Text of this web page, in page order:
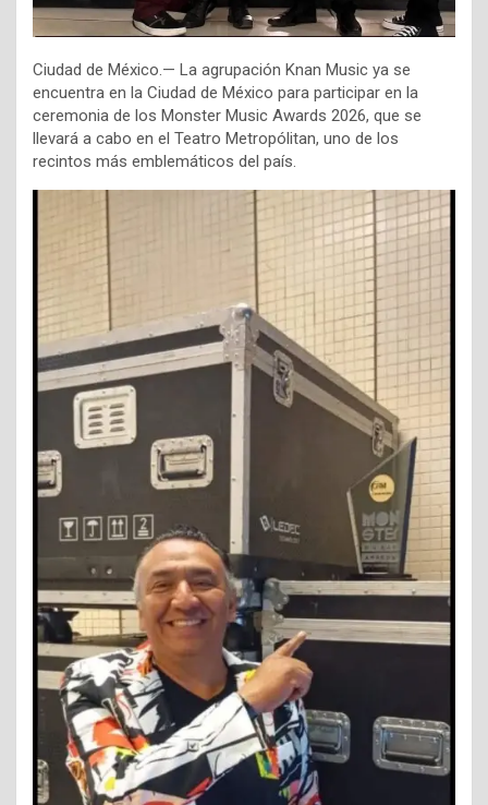
Ciudad de México.— La agrupación Knan Music ya se
encuentra en la Ciudad de México para participar en la
ceremonia de los Monster Music Awards 2026, que se
llevará a cabo en el Teatro Metropólitan, uno de los
recintos más emblemáticos del país.